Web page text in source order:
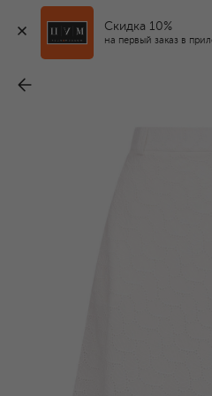
Скидка 10%
на первый заказ в